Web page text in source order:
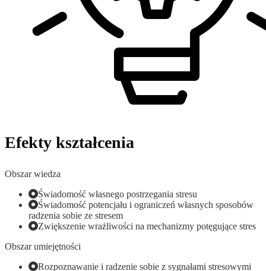
Efekty kształcenia
Obszar wiedza
Świadomość własnego postrzegania stresu
Świadomość potencjału i ograniczeń własnych sposobów
radzenia sobie ze stresem
Zwiększenie wrażliwości na mechanizmy potęgujące stres
Obszar umiejętności
Rozpoznawanie i radzenie sobie z sygnałami stresowymi